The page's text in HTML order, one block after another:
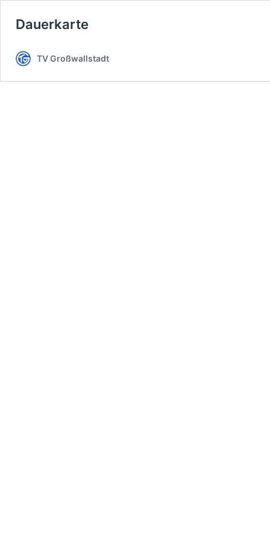
Dauerkarte
TV Großwallstadt